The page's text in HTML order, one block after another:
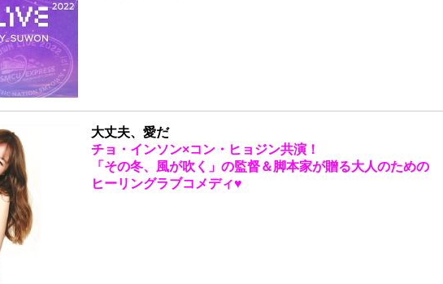
大丈夫、愛だ
チョ・インソン×コン・ヒョジン共演！
「その冬、風が吹く」の監督＆脚本家が贈る大人のための
ヒーリングラブコメディ♥